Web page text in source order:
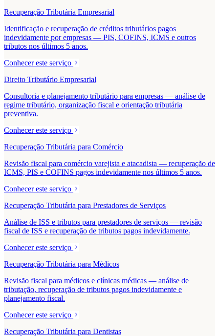
Recuperação Tributária Empresarial
Identificação e recuperação de créditos tributários pagos
indevidamente por empresas — PIS, COFINS, ICMS e outros
tributos nos últimos 5 anos.
Conhecer este serviço
Direito Tributário Empresarial
Consultoria e planejamento tributário para empresas — análise de
regime tributário, organização fiscal e orientação tributária
preventiva.
Conhecer este serviço
Recuperação Tributária para Comércio
Revisão fiscal para comércio varejista e atacadista — recuperação de
ICMS, PIS e COFINS pagos indevidamente nos últimos 5 anos.
Conhecer este serviço
Recuperação Tributária para Prestadores de Serviços
Análise de ISS e tributos para prestadores de serviços — revisão
fiscal de ISS e recuperação de tributos pagos indevidamente.
Conhecer este serviço
Recuperação Tributária para Médicos
Revisão fiscal para médicos e clínicas médicas — análise de
tributação, recuperação de tributos pagos indevidamente e
planejamento fiscal.
Conhecer este serviço
Recuperação Tributária para Dentistas